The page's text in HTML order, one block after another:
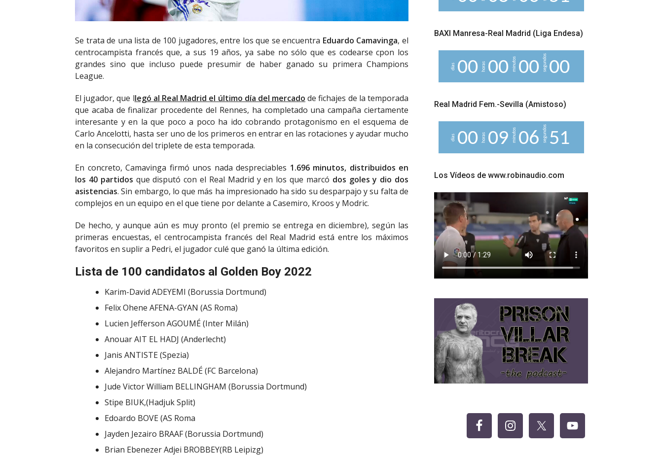
Se trata de una lista de 100 jugadores, entre los que se encuentra Eduardo Camavinga, el
centrocampista francés que, a sus 19 años, ya sabe no sólo que es codearse cpon los
grandes sino que incluso puede presumir de haber ganado su primera Champions
League.
El jugador, que llegó al Real Madrid el último día del mercado de fichajes de la temporada
que acaba de finalizar procedente del Rennes, ha completado una campaña ciertamente
interesante y en la que poco a poco ha ido cobrando protagonismo en el esquema de
Carlo Ancelotti, hasta ser uno de los primeros en entrar en las rotaciones y ayudar mucho
en la consecución del triplete de esta temporada.
En concreto, Camavinga firmó unos nada despreciables 1.696 minutos, distribuidos en
los 40 partidos que disputó con el Real Madrid y en los que marcó dos goles y dio dos
asistencias. Sin embargo, lo que más ha impresionado ha sido su desparpajo y su falta de
complejos en un equipo en el que tiene por delante a Casemiro, Kroos y Modric.
De hecho, y aunque aún es muy pronto (el premio se entrega en diciembre), según las
primeras encuestas, el centrocampista francés del Real Madrid está entre los máximos
favoritos en suplir a Pedri, el jugador culé que ganó la última edición.
Lista de 100 candidatos al Golden Boy 2022
Karim-David ADEYEMI (Borussia Dortmund)
Felix Ohene AFENA-GYAN (AS Roma)
Lucien Jefferson AGOUMÉ (Inter Milán)
Anouar AIT EL HADJ (Anderlecht)
Janis ANTISTE (Spezia)
Alejandro Martínez BALDÉ (FC Barcelona)
Jude Victor William BELLINGHAM (Borussia Dortmund)
Stipe BIUK,(Hadjuk Split)
Edoardo BOVE (AS Roma
Jayden Jezairo BRAAF (Borussia Dortmund)
Brian Ebenezer Adjei BROBBEY(RB Leipizg)
BAXI Manresa-Real Madrid (Liga Endesa)
días 00 horas 00 minutos 00segundos00
Real Madrid Fem.-Sevilla (Amistoso)
días 00 horas 09 minutos 06 segundos50
Los Vídeos de www.robinaudio.com